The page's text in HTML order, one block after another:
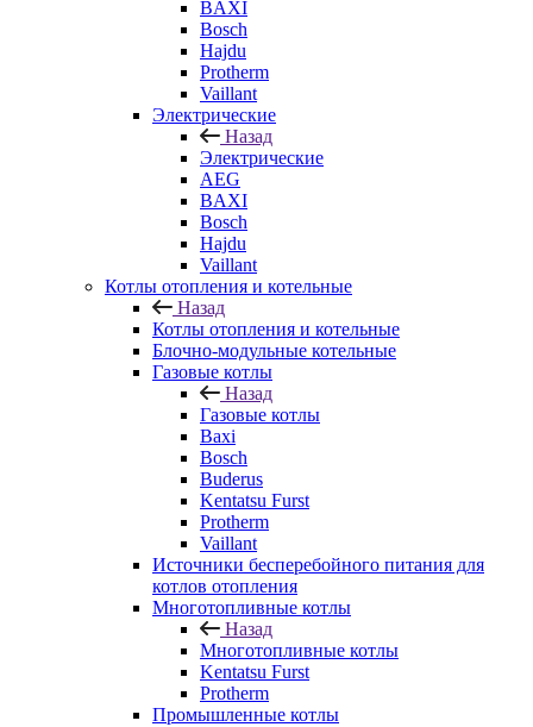
BAXI
Bosch
Hajdu
Protherm
Vaillant
Электрические
Назад
Электрические
AEG
BAXI
Bosch
Hajdu
Vaillant
Котлы отопления и котельные
Назад
Котлы отопления и котельные
Блочно-модульные котельные
Газовые котлы
Назад
Газовые котлы
Baxi
Bosch
Buderus
Kentatsu Furst
Protherm
Vaillant
Источники бесперебойного питания для
котлов отопления
Многотопливные котлы
Назад
Многотопливные котлы
Kentatsu Furst
Protherm
Промышленные котлы